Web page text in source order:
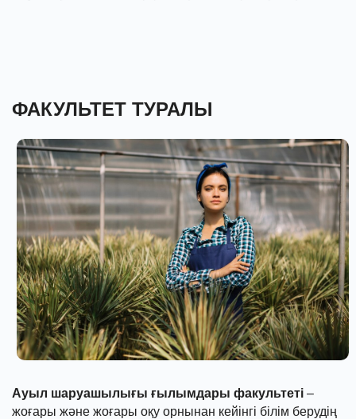
ФАКУЛЬТЕТ ТУРАЛЫ
Ауыл шаруашылығы ғылымдары факультеті– жоғары
және жоғары оқу орнынан кейінгі білім берудің білім